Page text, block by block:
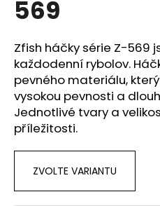
569
Zfish háčky série Z-569
každodenní rybolov.
pevného materiálu,
vysokou pevnosti a
Jednotlivé tvary a
příležitosti.
ZVOLTE VARIANTU
a
í
t
?